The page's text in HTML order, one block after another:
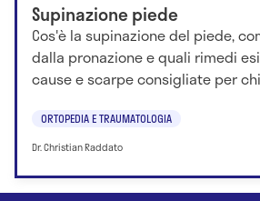
Supinazione piede
Cos'è la supinazione del piede,
dalla pronazione e quali rimedi
cause e scarpe consigliate per
ORTOPEDIA E TRAUMATOLOGIA
Dr. Christian Raddato